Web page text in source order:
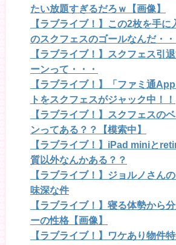
たい放題すぎるだろｗ【画像】
【ラブライブ！】この2枚を手に
のスクフェスのゴールなんだ・・
【ラブライブ！】スクフェス引
ーンって・・・
【ラブライブ！】「ファミ通
トをスクフェスがジャック中！！
【ラブライブ！】スクフェスの
ンってある？？【模索中】
【ラブライブ！】iPad miniと
質以外なんかある？？
【ラブライブ！】ジョルノさん
味深な件
【ラブライブ！】寝る体勢から
ーの性格【画像】
【ラブライブ！】ワケあり物件